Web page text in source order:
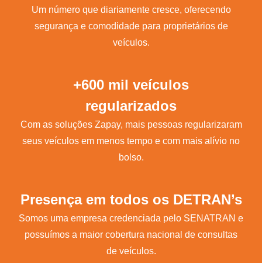
Um número que diariamente cresce, oferecendo
segurança e comodidade para proprietários de
veículos.
+600 mil veículos
regularizados
Com as soluções Zapay, mais pessoas regularizaram
seus veículos em menos tempo e com mais alívio no
bolso.
Presença em todos os DETRAN’s
Somos uma empresa credenciada pelo SENATRAN e
possuímos a maior cobertura nacional de consultas
de veículos.